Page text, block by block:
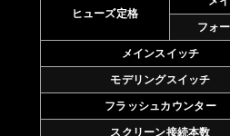
ヒューズ定格
フォ
メインスイッチ
モデリングスイッチ
フラッシュカウンター
スクリーン接続本数